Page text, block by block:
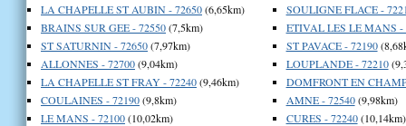
LA CHAPELLE ST AUBIN - 72650(6,65km)
BRAINS SUR GEE - 72550(7,5km)
ST SATURNIN - 72650(7,97km)
ALLONNES - 72700(9,04km)
LA CHAPELLE ST FRAY - 72240(9,46km)
COULAINES - 72190(9,8km)
LE MANS - 72100(10,02km)
SOULIGNE FLACE -
ETIVAL LES LE MANS -
ST PAVACE - 72190
LOUPLANDE - 72210
DOMFRONT EN
AMNE - 72540(9,98km)
CURES - 72240(10,14km)